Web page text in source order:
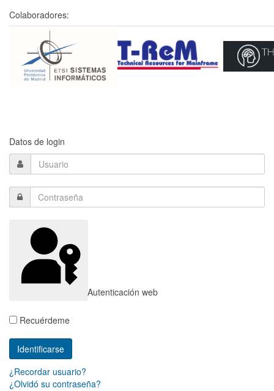
Colaboradores:
Datos de login
Autenticación web
Recuérdeme
¿Recordar usuario?
¿Olvidó su contraseña?